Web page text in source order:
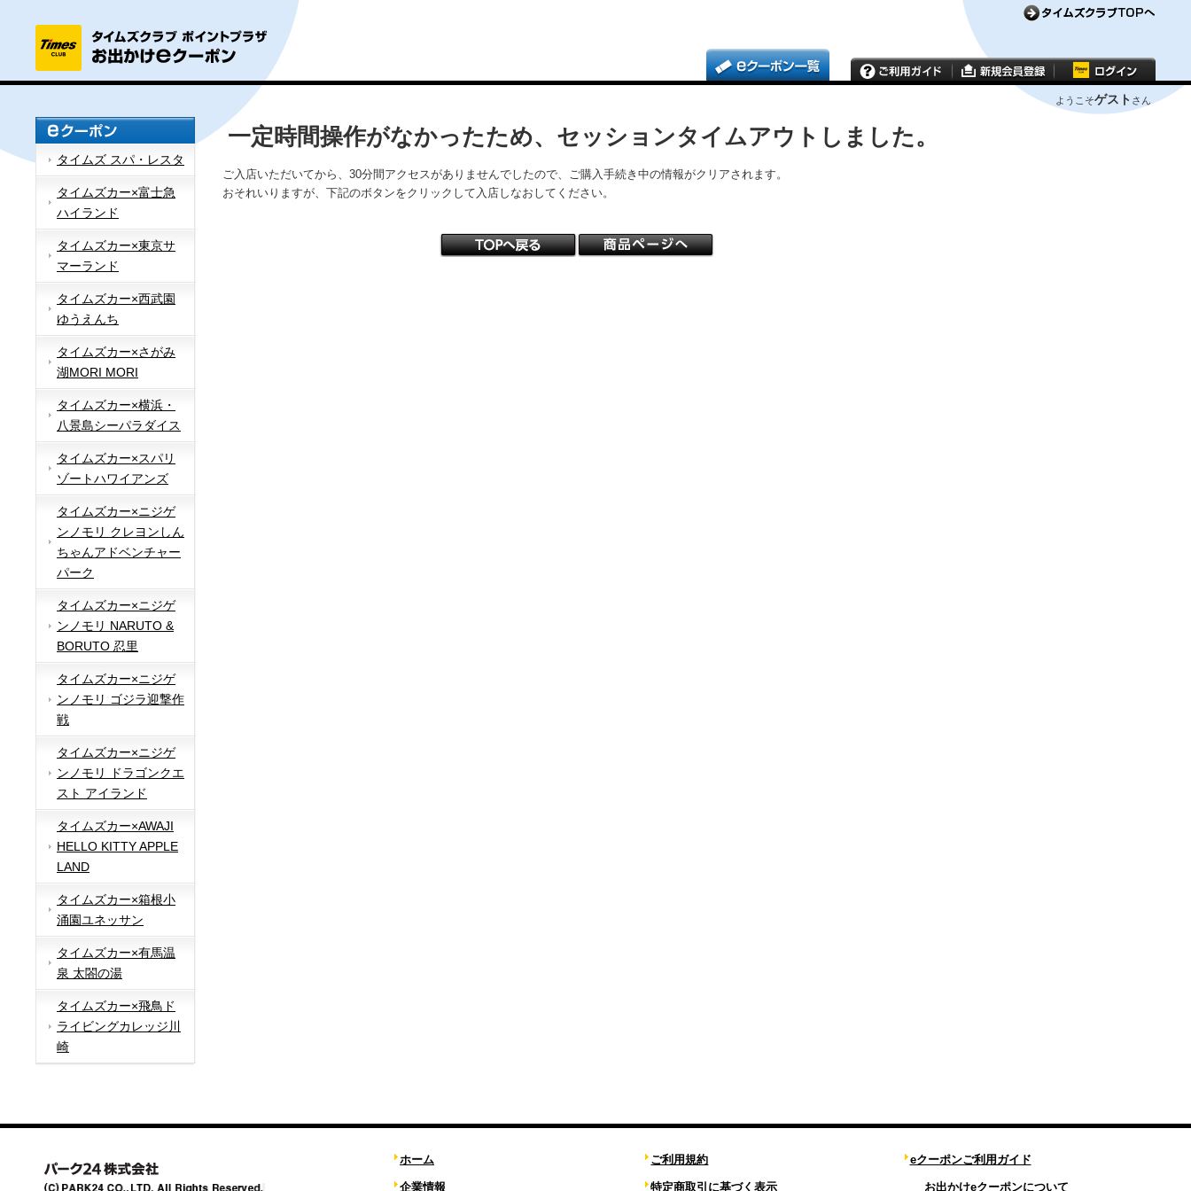
ようこそゲスト さん
タイムズ スパ・レスタ
タイムズカー×富士急
ハイランド
タイムズカー×東京サ
マーランド
タイムズカー×西武園
ゆうえんち
タイムズカー×さがみ
湖MORI MORI
タイムズカー×横浜・
八景島シーパラダイス
タイムズカー×スパリ
ゾートハワイアンズ
タイムズカー×ニジゲ
ンノモリ クレヨンしん
ちゃんアドベンチャー
パーク
タイムズカー×ニジゲ
ンノモリ NARUTO &
BORUTO 忍里
タイムズカー×ニジゲ
ンノモリ ゴジラ迎撃作
戦
タイムズカー×ニジゲ
ンノモリ ドラゴンクエ
スト アイランド
タイムズカー×AWAJI
HELLO KITTY APPLE
LAND
タイムズカー×箱根小
涌園ユネッサン
タイムズカー×有馬温
泉 太閤の湯
タイムズカー×飛鳥ド
ライビングカレッジ川
崎
一定時間操作がなかったため、セッションタイムアウトしました。
ご入店いただいてから、30分間アクセスがありませんでしたので、ご購入手続き中の情報がクリアされます。
おそれいりますが、下記のボタンをクリックして入店しなおしてください。
ホーム
企業情報
ご利用規約
特定商取引に基づく表示
eクーポンご利用ガイド
お出かけeクーポンについて